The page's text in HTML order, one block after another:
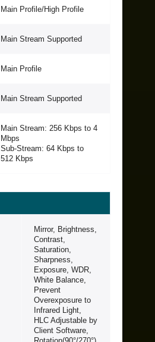
Main Profile/High Profile
Main Stream Supported
Main Profile
Main Stream Supported
Main Stream: 256 Kbps to 4
Mbps
Sub-Stream: 64 Kbps to
512 Kbps
Mirror, Brightness,
Contrast,
Saturation,
Sharpness,
Exposure, WDR,
White Balance,
Prevent
Overexposure to
Infrared Light,
HLC Adjustable by
Client Software,